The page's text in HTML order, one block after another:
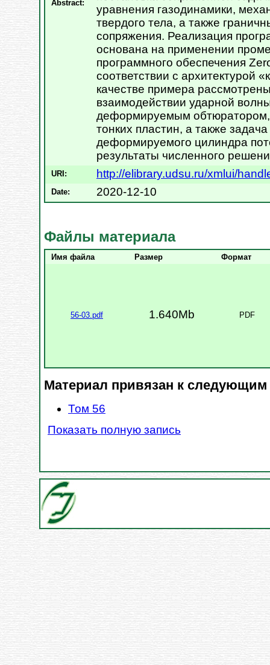
Abstract:
уравнения газодинамики,
твердого тела, а также
сопряжения. Реализация
основана на применении
программного обеспечения
соответствии с архитектурой
качестве примера
взаимодействии ударной
деформируемым обтюратором,
тонких пластин, а также
деформируемого цилиндра
результаты численного
URI: http://elibrary.udsu.ru/xmlui/
Date: 2020-12-10
Файлы материала
Имя файла Размер Формат
56-03.pdf 1.640Mb PDF
Материал привязан к следующим
Том 56
Показать полную запись